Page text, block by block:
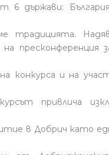
6 държави:
традицията.
пресконференция
конкурса и на
привлича
в Добрич като